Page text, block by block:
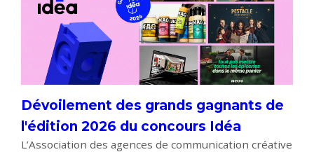
Dévoilement des grands gagnants de
l'édition 2026 du concours Idéa
L’Association des agences de communication créative